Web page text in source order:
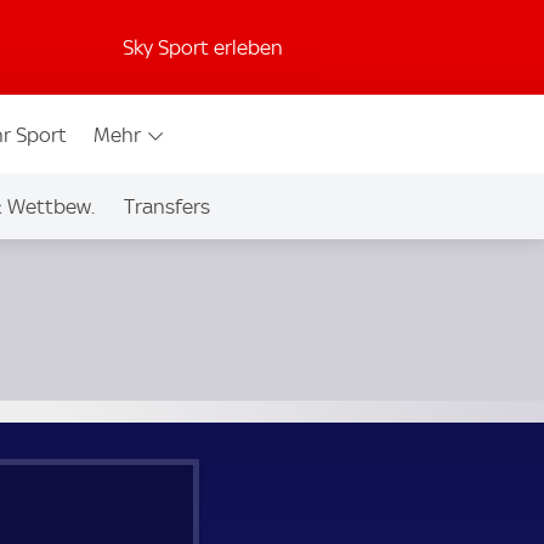
Sky Sport erleben
Sport Mehr
Wettbew. Transfers